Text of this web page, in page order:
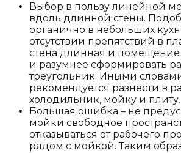
Выбор в пользу линейной
вдоль длинной стены.
органично в небольших
отсутствии препятствий в
стена длинная и
и разумнее сформировать
треугольник. Иными
рекомендуется разнести в
холодильник, мойку и плиту.
Большая ошибка – не
мойки свободное
отказываться от рабочего
рядом с мойкой. Таким